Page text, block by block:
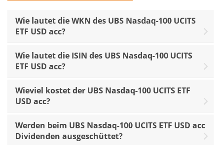
Wie lautet die WKN des UBS Nasdaq-100 UCITS
ETF USD acc?
Wie lautet die ISIN des UBS Nasdaq-100 UCITS
ETF USD acc?
Wieviel kostet der UBS Nasdaq-100 UCITS ETF
USD acc?
Werden beim UBS Nasdaq-100 UCITS ETF USD acc
Dividenden ausgeschüttet?